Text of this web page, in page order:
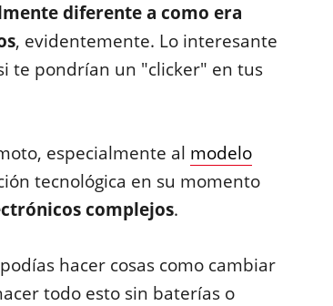
diferente a como era
, evidentemente. Lo interesante
te pondrían un "clicker" en tus
especialmente al modelo
tecnológica en su momento
complejos.
hacer cosas como cambiar
todo esto sin baterías o